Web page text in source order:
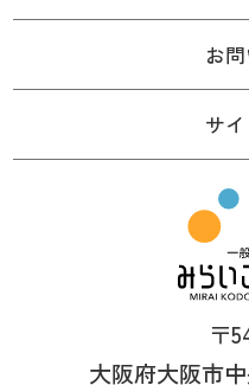
お
サ
〒
大阪府大阪市